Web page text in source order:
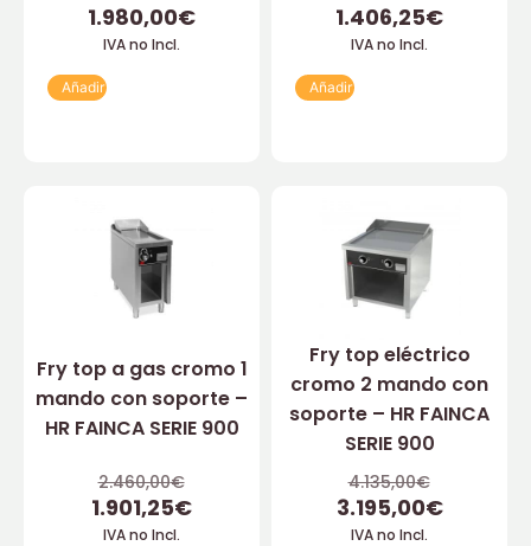
1.980,00€
IVA no Incl.
Añadir
1.406,25€
IVA no Incl.
Añadir
Fry top a gas cromo 1
mando con soporte –
HR FAINCA SERIE 900
2.460,00€
1.901,25€
IVA no Incl.
Fry top eléctrico
cromo 2 mando con
soporte – HR FAINCA
SERIE 900
4.135,00€
3.195,00€
IVA no Incl.